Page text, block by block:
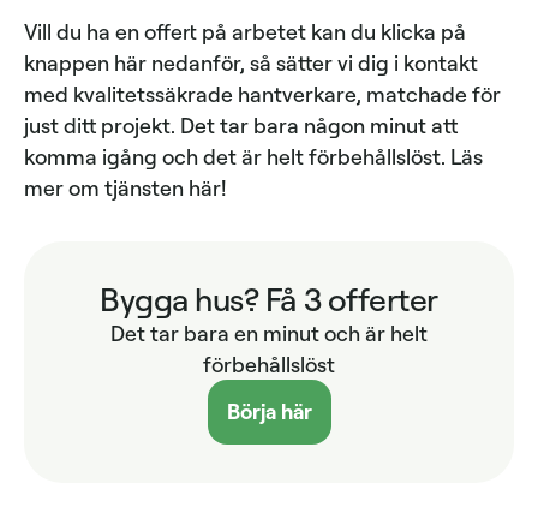
Vill du ha en offert på arbetet kan du klicka på
knappen här nedanför, så sätter vi dig i kontakt
med kvalitetssäkrade hantverkare, matchade för
just ditt projekt. Det tar bara någon minut att
komma igång och det är helt förbehållslöst. Läs
mer om tjänsten här!
Bygga hus? Få 3 offerter
Det tar bara en minut och är helt
förbehållslöst
Börja här